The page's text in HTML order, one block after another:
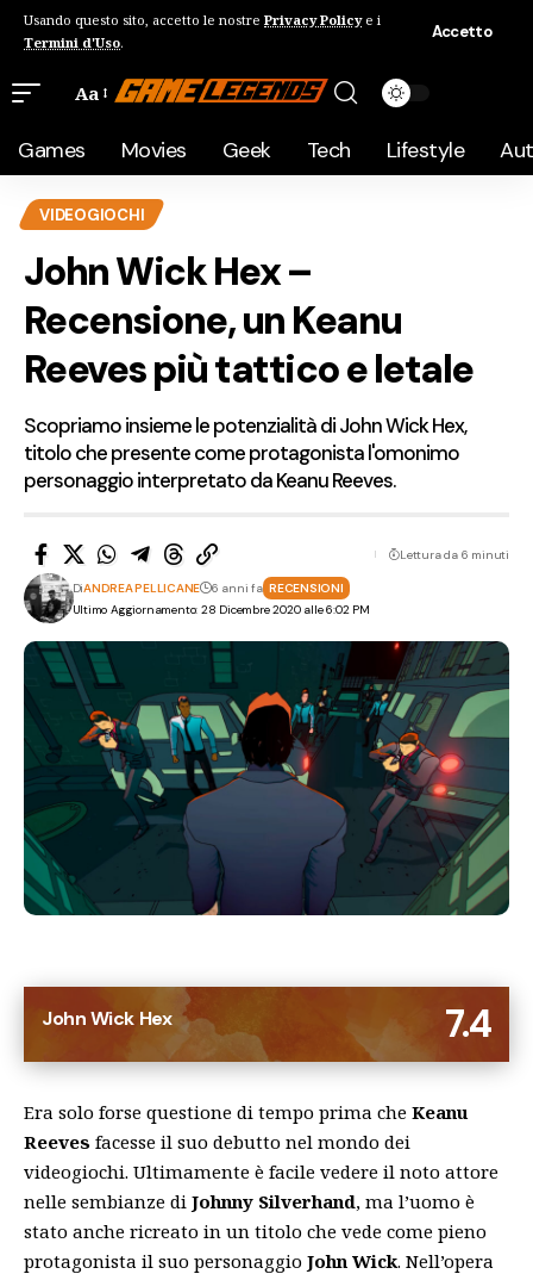
Usando questo sito, accetto le nostre Privacy Policye i
Termini d'Uso.
Accetto
Aa
Games Movies Geek Tech Lifestyle
VIDEOGIOCHI
John Wick Hex –
Recensione, un Keanu
Reeves più tattico e letale
Scopriamo insieme le potenzialità di John Wick Hex,
titolo che presente come protagonista l'omonimo
personaggio interpretato da Keanu Reeves.
Ultimo Aggiornamento: 28 Dicembre 2020 alle 6:02 PM
DiANDREA PELLICANE 6 anni fa RECENSIONI
Lettura da 6 minuti
7.4
John Wick Hex
Era solo forse questione di tempo prima che Keanu
Reeves facesse il suo debutto nel mondo dei
videogiochi. Ultimamente è facile vedere il noto attore
nelle sembianze di Johnny Silverhand, ma l’uomo è
stato anche ricreato in un titolo che vede come pieno
protagonista il suo personaggio John Wick. Nell’opera